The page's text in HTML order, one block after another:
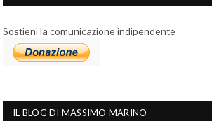
Sostieni la comunicazione indipendente
IL BLOG DI MASSIMO MARINO